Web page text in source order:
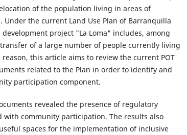
of the population living in areas of
Under the current Land Use Plan of Barranquilla
development project "La Loma" includes, among
of a large number of people currently living
this article aims to review the current POT
related to the Plan in order to identify and
participation component.
revealed the presence of regulatory
with community participation. The results also
spaces for the implementation of inclusive